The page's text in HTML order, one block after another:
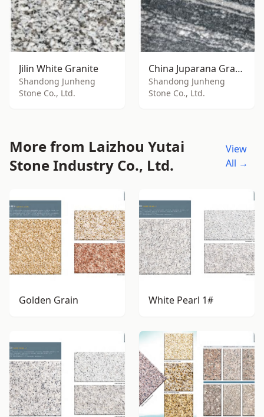
Jilin White Granite
Shandong Junheng
Stone Co., Ltd.
China Juparana Granite
Shandong Junheng
Stone Co., Ltd.
More from Laizhou Yutai
Stone Industry Co., Ltd.
View
All →
Golden Grain White Pearl 1#